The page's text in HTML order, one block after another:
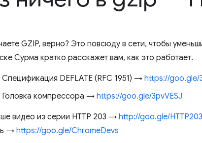
GZIP, верно? Это повсюду в сети, чтобы
Сурма кратко расскажет вам, как это работает.
Спецификация DEFLATE (RFC 1951) → https://goo.gle/
Головка компрессора → https://goo.gle/3pvVESJ
видео из серии HTTP 203 → http://goo.gle/HTTP203
→ https://goo.gle/ChromeDevs